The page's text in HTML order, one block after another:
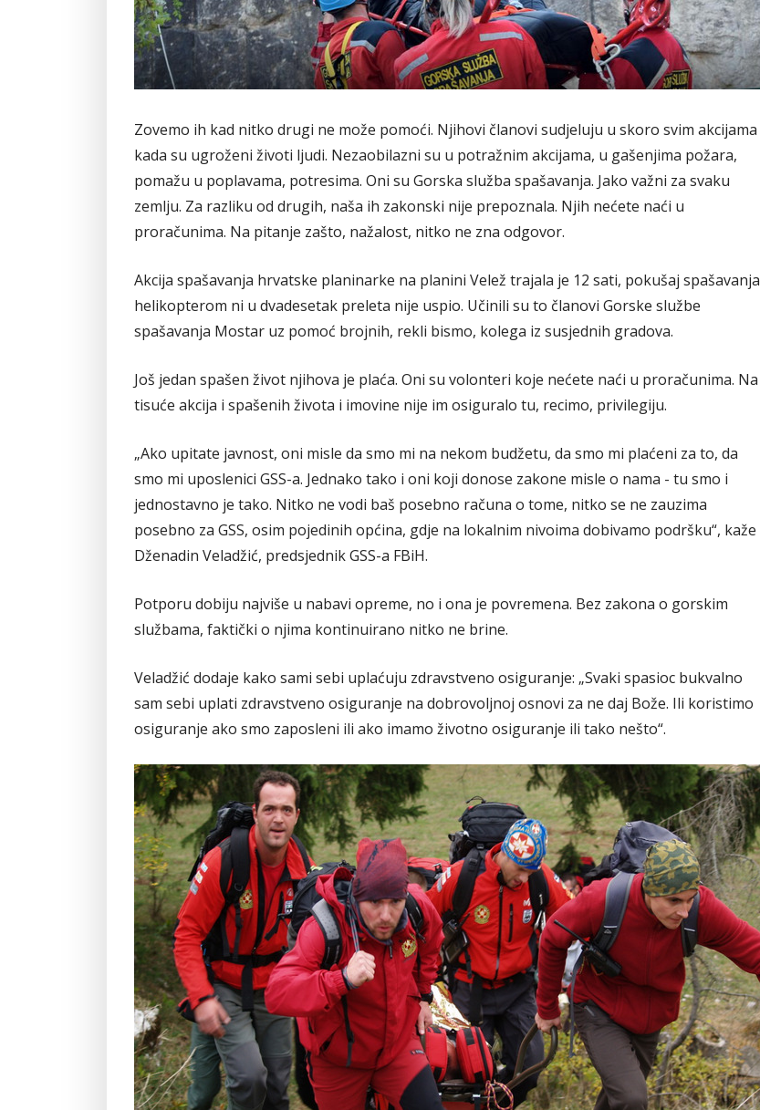
Zovemo ih kad nitko drugi ne može pomoći. Njihovi članovi sudjeluju u skoro svim akcijama
kada su ugroženi životi ljudi. Nezaobilazni su u potražnim akcijama, u gašenjima požara,
pomažu u poplavama, potresima. Oni su Gorska služba spašavanja. Jako važni za svaku
zemlju. Za razliku od drugih, naša ih zakonski nije prepoznala. Njih nećete naći u
proračunima. Na pitanje zašto, nažalost, nitko ne zna odgovor.
Akcija spašavanja hrvatske planinarke na planini Velež trajala je 12 sati, pokušaj spašavanja
helikopterom ni u dvadesetak preleta nije uspio. Učinili su to članovi Gorske službe
spašavanja Mostar uz pomoć brojnih, rekli bismo, kolega iz susjednih gradova.
Još jedan spašen život njihova je plaća. Oni su volonteri koje nećete naći u proračunima. Na
tisuće akcija i spašenih života i imovine nije im osiguralo tu, recimo, privilegiju.
„Ako upitate javnost, oni misle da smo mi na nekom budžetu, da smo mi plaćeni za to, da
smo mi uposlenici GSS-a. Jednako tako i oni koji donose zakone misle o nama - tu smo i
jednostavno je tako. Nitko ne vodi baš posebno računa o tome, nitko se ne zauzima
posebno za GSS, osim pojedinih općina, gdje na lokalnim nivoima dobivamo podršku“, kaže
Dženadin Veladžić, predsjednik GSS-a FBiH.
Potporu dobiju najviše u nabavi opreme, no i ona je povremena. Bez zakona o gorskim
službama, faktički o njima kontinuirano nitko ne brine.
Veladžić dodaje kako sami sebi uplaćuju zdravstveno osiguranje: „Svaki spasioc bukvalno
sam sebi uplati zdravstveno osiguranje na dobrovoljnoj osnovi za ne daj Bože. Ili koristimo
osiguranje ako smo zaposleni ili ako imamo životno osiguranje ili tako nešto“.